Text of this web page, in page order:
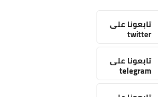
تابعونا على
twitter
تابعونا على
telegram